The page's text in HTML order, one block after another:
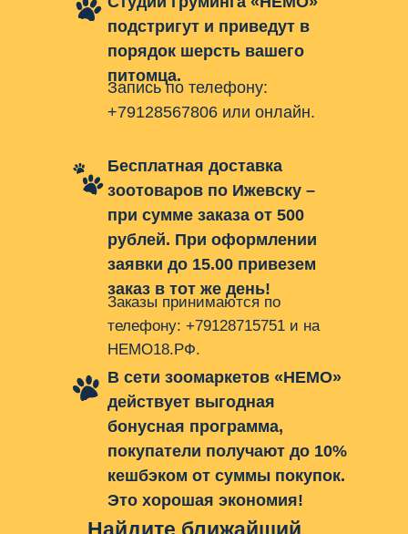
подстригут и приведут в
порядок шерсть вашего
питомца.
Запись по телефону:
+79128567806 или онлайн.
Бесплатная доставка
зоотоваров по Ижевску –
при сумме заказа от 500
рублей. При оформлении
заявки до 15.00 привезем
заказ в тот же день!
Заказы принимаются по
телефону: +79128715751 и на
НЕМО18.РФ.
В сети зоомаркетов «НЕМО»
действует выгодная
бонусная программа,
покупатели получают до 10%
кешбэком от суммы покупок.
Это хорошая экономия!